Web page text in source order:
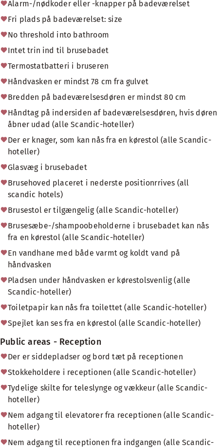
Alarm-/nødkoder eller -knapper på badeværelset
Fri plads på badeværelset: size
No threshold into bathroom
Intet trin ind til brusebadet
Termostatbatteri i bruseren
Håndvasken er mindst 78 cm fra gulvet
Bredden på badeværelsesdøren er mindst 80 cm
Håndtag på indersiden af badeværelsesdøren, hvis døren
åbner udad (alle Scandic-hoteller)
Der er knager, som kan nås fra en kørestol (alle Scandic-
hoteller)
Glasvæg i brusebadet
Brusehoved placeret i nederste positionrrives (all
scandic hotels)
Brusestol er tilgængelig (alle Scandic-hoteller)
Brusesæbe-/shampoobeholderne i brusebadet kan nås
fra en kørestol (alle Scandic-hoteller)
En vandhane med både varmt og koldt vand på
håndvasken
Pladsen under håndvasken er kørestolsvenlig (alle
Scandic-hoteller)
Toiletpapir kan nås fra toilettet (alle Scandic-hoteller)
Spejlet kan ses fra en kørestol (alle Scandic-hoteller)
Public areas - Reception
Der er siddepladser og bord tæt på receptionen
Stokkeholdere i receptionen (alle Scandic-hoteller)
Tydelige skilte for teleslynge og vækkeur (alle Scandic-
hoteller)
Nem adgang til elevatorer fra receptionen (alle Scandic-
hoteller)
Nem adgang til receptionen fra indgangen (alle Scandic-